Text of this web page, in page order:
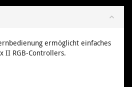
ermöglicht einfaches
II RGB-Controllers.